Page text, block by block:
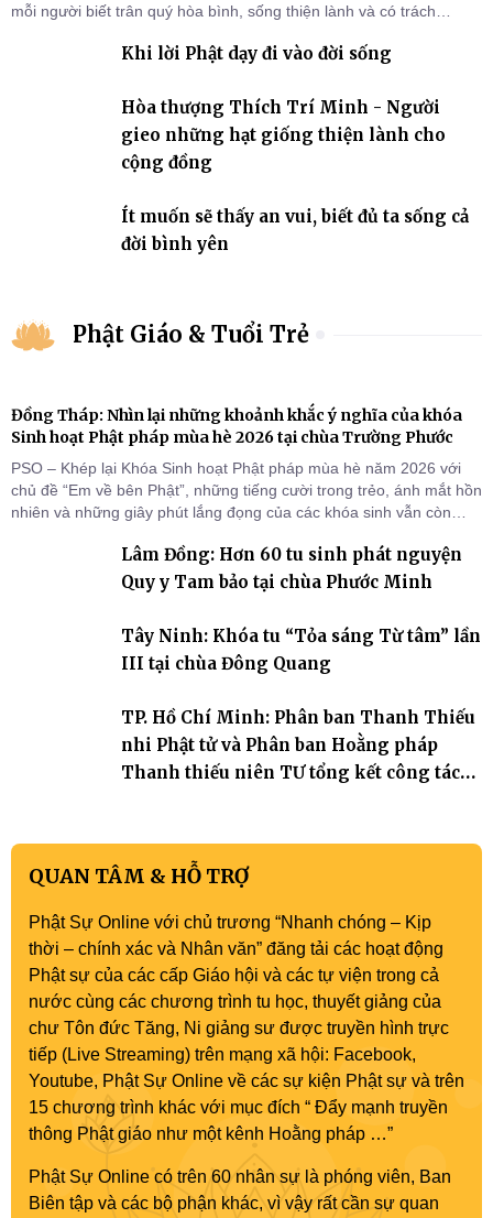
mỗi người biết trân quý hòa bình, sống thiện lành và có trách
Khi lời Phật dạy đi vào đời sống
Hòa thượng Thích Trí Minh - Người
gieo những hạt giống thiện lành cho
cộng đồng
Ít muốn sẽ thấy an vui, biết đủ ta sống cả
đời bình yên
Phật Giáo & Tuổi Trẻ
Đồng Tháp: Nhìn lại những khoảnh khắc ý nghĩa của khóa
Sinh hoạt Phật pháp mùa hè 2026 tại chùa Trường Phước
PSO – Khép lại Khóa Sinh hoạt Phật pháp mùa hè năm 2026 với
chủ đề “Em về bên Phật”, những tiếng cười trong trẻo, ánh mắt hồn
nhiên và những giây phút lắng đọng của các khóa sinh vẫn còn
Tháp). Những tuần tu học ngắn ngủi nhưng đã trở thành hành
trang quý báu, gieo những hạt giống thiện l
Lâm Đồng: Hơn 60 tu sinh phát nguyện
Quy y Tam bảo tại chùa Phước Minh
Tây Ninh: Khóa tu “Tỏa sáng Từ tâm” lần
III tại chùa Đông Quang
TP. Hồ Chí Minh: Phân ban Thanh Thiếu
nhi Phật tử và Phân ban Hoằng pháp
Thanh thiếu niên TƯ tổng kết công tác
QUAN TÂM & HỖ TRỢ
Phật Sự Online với chủ trương “Nhanh chóng – Kịp
thời – chính xác và Nhân văn” đăng tải các hoạt động
Phật sự của các cấp Giáo hội và các tự viện trong cả
nước cùng các chương trình tu học, thuyết giảng của
chư Tôn đức Tăng, Ni giảng sư được truyền hình trực
tiếp (Live Streaming) trên mạng xã hội: Facebook,
Youtube, Phật Sự Online về các sự kiện Phật sự và trên
15 chương trình khác với mục đích “ Đẩy mạnh truyền
thông Phật giáo như một kênh Hoằng pháp …”
Phật Sự Online có trên 60 nhân sự là phóng viên, Ban
Biên tập và các bộ phận khác, vì vậy rất cần sự quan